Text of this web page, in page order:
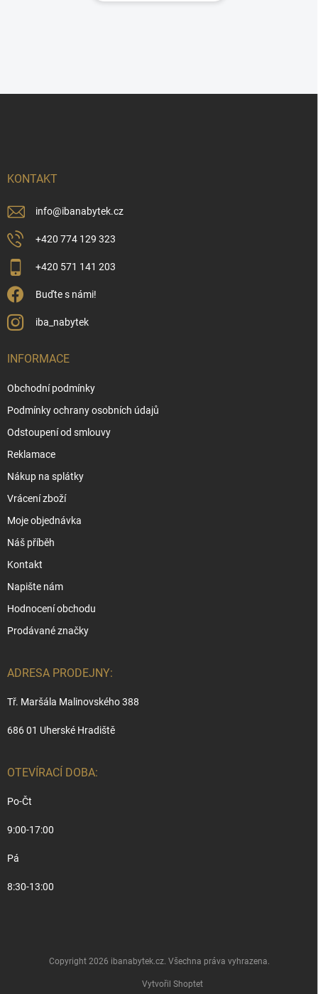
KONTAKT
info@ibanabytek.cz
+420 774 129 323
+420 571 141 203
Buďte s námi!
iba_nabytek
INFORMACE
Obchodní podmínky
Podmínky ochrany osobních údajů
Odstoupení od smlouvy
Reklamace
Nákup na splátky
Vrácení zboží
Moje objednávka
Náš příběh
Kontakt
Napište nám
Hodnocení obchodu
Prodávané značky
ADRESA PRODEJNY:
Tř. Maršála Malinovského 388
686 01 Uherské Hradiště
OTEVÍRACÍ DOBA:
Po-Čt
9:00-17:00
Pá
8:30-13:00
Vytvořil Shoptet
Copyright 2026 ibanabytek.cz. Všechna práva vyhrazena.